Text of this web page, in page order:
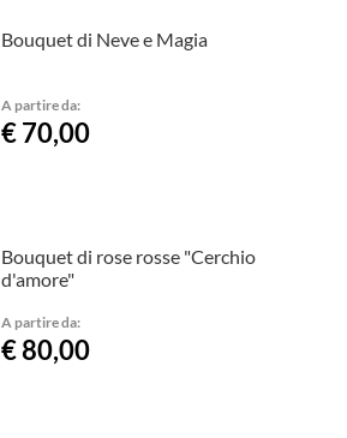
Bouquet di Neve e Magia
A partire da:
€ 70,00
Bouquet di rose rosse "Cerchio
d'amore"
A partire da:
€ 80,00